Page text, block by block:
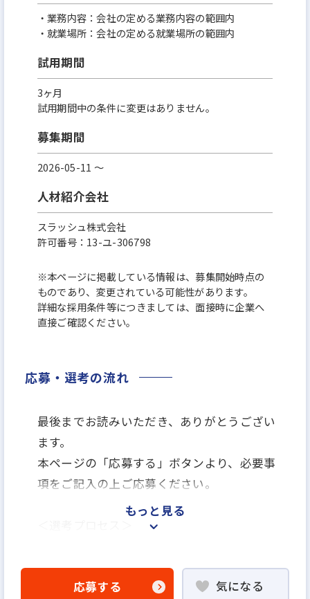
・業務内容：会社の定める業務内容の範囲内
・就業場所：会社の定める就業場所の範囲内
試用期間
3ヶ月
試用期間中の条件に変更はありません。
募集期間
2026-05-11 〜
人材紹介会社
スラッシュ株式会社
許可番号：13-ユ-306798
※本ページに掲載している情報は、募集開始時点の
ものであり、変更されている可能性があります。
詳細な採用条件等につきましては、面接時に企業へ
直接ご確認ください。
応募・選考の流れ
最後までお読みいただき、ありがとうござい
ます。
本ページの「応募する」ボタンより、必要事
項をご記入の上ご応募ください。
▼
WEB書類選考
もっと見る
応募する 気になる